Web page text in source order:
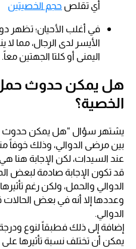
أي تقلص حجم الخصيتين
في أغلب الأحيان؛ تظهر
الأيسر لدى الرجال، مما
اليمنى أو كلتا الجهتين معاً.
هل يمكن حدوث
الخصية؟
يشتهر سؤال “هل يمكن حدوث
بين مرضى الدوالي، وذلك خوفاً
عند السيدات، لكن الإجابة هنا
قد تكون الإجابة صادمة لبعض
الدوالي والحمل، ولكن رغم
وعددها إلا أنه في بعض
الدوالي.
إضافة إلى ذلك فطبقاً لنوع ودرجة
يمكن أن تختلف نسبة تأثيرها على